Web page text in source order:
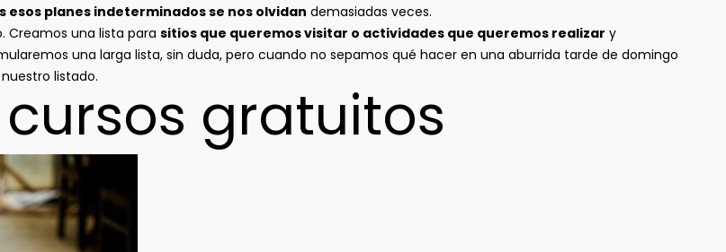
esos planes indeterminados se nos olvidan demasiadas veces.
Creamos una lista para sitios que queremos visitar o actividades que queremos realizar y
una larga lista, sin duda, pero cuando no sepamos qué hacer en una aburrida tarde de domingo
listado.
gratuitos